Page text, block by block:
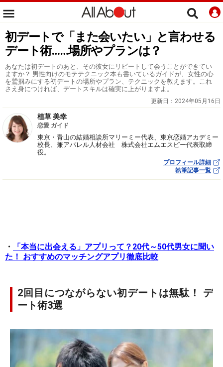
初デートで「また会いたい」と言わせる
デート術……場所やプランは？
あなたは初デートのあと、その彼女にリピートして会うことができてい
ますか？ 男性向けのモテテクニック本も書いているガイドが、女性の心
を鷲掴みにする初デートの場所やプラン、テクニックを教えます。これ
さえ身につければ、デートスキルは確実に上がりますよ。
更新日： 2024年05月16日
植草 美幸
恋愛 ガイド
東京・青山の結婚相談所マリーミー代表、東京恋婚アカデミー
校長、兼アパレル人材会社 株式会社エムエスピー代表取締
役。
プロフィール詳細
執筆記事一覧
・
「本当に出会える」アプリって？20代～50代男女に聞い
た！ おすすめのマッチングアプリ徹底比較
2回目につながらない初デートは無駄！ デ
ート術3選